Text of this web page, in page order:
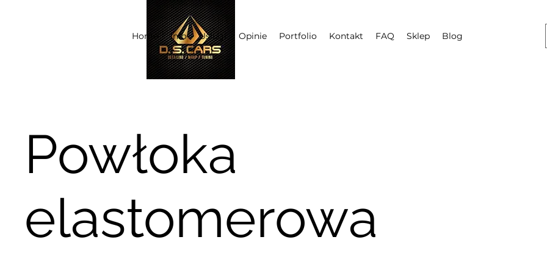
Home Info Usługi Opinie Portfolio Kontakt FAQ Sklep Blog
Powłoka
elastomerowa